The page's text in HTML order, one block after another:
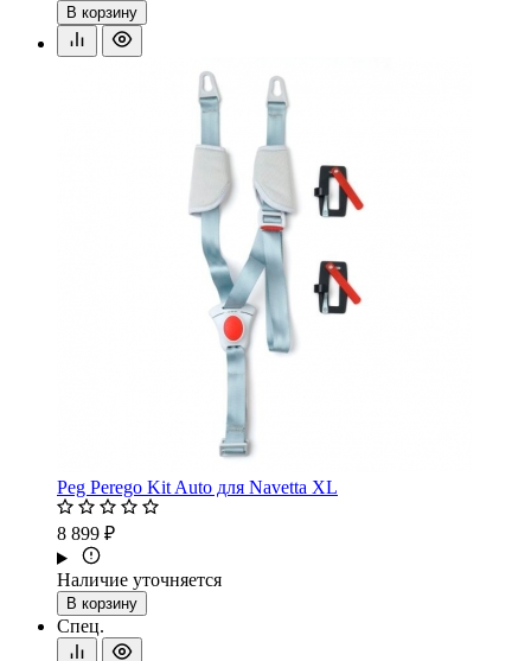
В корзину
Peg Perego Kit Auto для Navetta XL
8 899 ₽
Наличие уточняется
В корзину
Спец.